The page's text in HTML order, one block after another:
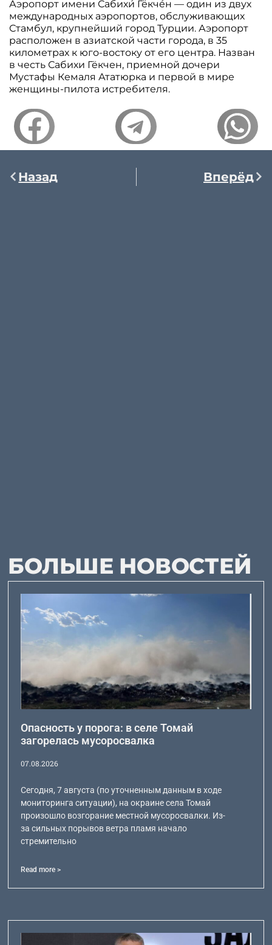
Аэропорт имени Сабихи́ Гёкче́н — один из двух
международных аэропортов, обслуживающих
Стамбул, крупнейший город Турции. Аэропорт
расположен в азиатской части города, в 35
километрах к юго-востоку от его центра. Назван
в честь Сабихи Гёкчен, приемной дочери
Мустафы Кемаля Ататюрка и первой в мире
женщины-пилота истребителя.
Назад Вперёд
БОЛЬШЕ НОВОСТЕЙ
Опасность у порога: в селе Томай
загорелась мусоросвалка
07.08.2026
Сегодня, 7 августа (по уточненным данным в ходе
мониторинга ситуации), на окраине села Томай
произошло возгорание местной мусоросвалки. Из-
за сильных порывов ветра пламя начало
стремительно
Read more >